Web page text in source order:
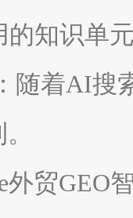
的知识单
随着AI搜
外贸GEO